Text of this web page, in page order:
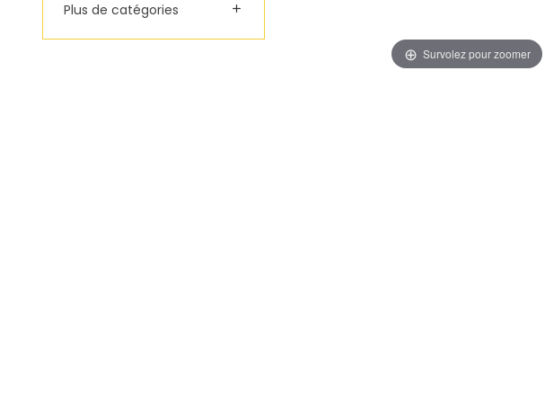
Plus de catégories

Survolez pour zoomer